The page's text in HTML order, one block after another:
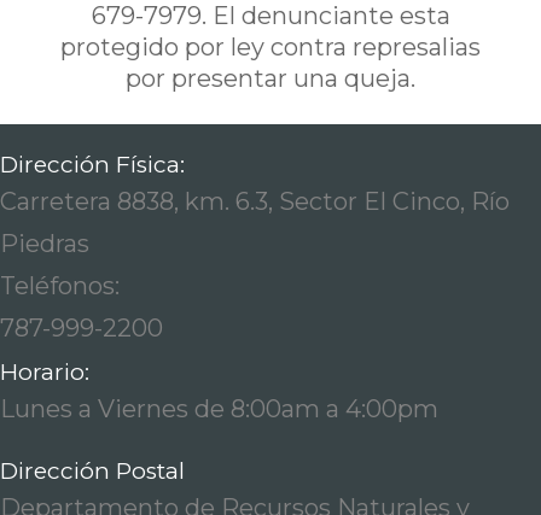
679-7979. El denunciante esta
protegido por ley contra represalias
por presentar una queja.
Dirección Física:
Carretera 8838, km. 6.3, Sector El Cinco, Río
Piedras
Teléfonos:
787-999-2200
Horario:
Lunes a Viernes de 8:00am a 4:00pm
Dirección Postal
Departamento de Recursos Naturales y